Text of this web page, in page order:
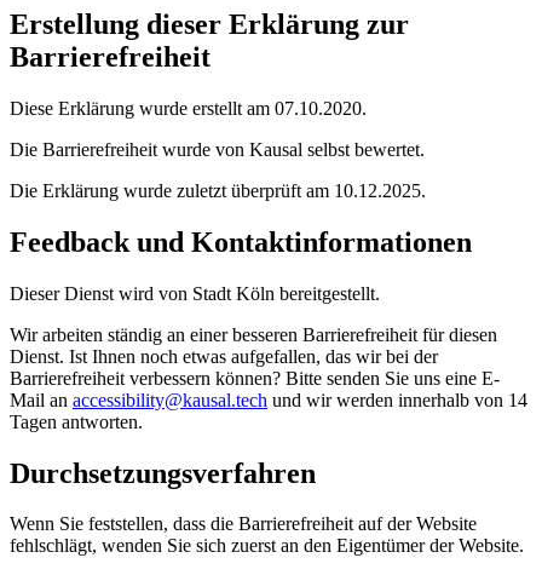
Erstellung dieser Erklärung zur
Barrierefreiheit
Diese Erklärung wurde erstellt am 07.10.2020.
Die Barrierefreiheit wurde von Kausal selbst bewertet.
Die Erklärung wurde zuletzt überprüft am 10.12.2025.
Feedback und Kontaktinformationen
Dieser Dienst wird von Stadt Köln bereitgestellt.
Wir arbeiten ständig an einer besseren Barrierefreiheit für diesen
Dienst. Ist Ihnen noch etwas aufgefallen, das wir bei der
Barrierefreiheit verbessern können? Bitte senden Sie uns eine E-
Mail an accessibility@kausal.tech und wir werden innerhalb von 14
Tagen antworten.
Durchsetzungsverfahren
Wenn Sie feststellen, dass die Barrierefreiheit auf der Website
fehlschlägt, wenden Sie sich zuerst an den Eigentümer der Website.